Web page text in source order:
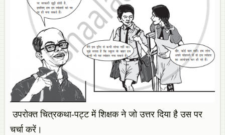
उपरोक्त चित्रकथा-पट्ट में शिक्षक ने जो उत्तर दिया है उस पर
चर्चा करें।